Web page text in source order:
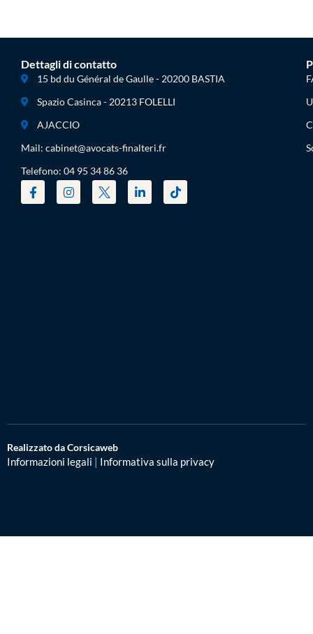
Dettagli di contatto
15 bd du Général de Gaulle - 20200 BASTIA
Spazio Casinca - 20213 FOLELLI
AJACCIO
Mail: cabinet@avocats-finalteri.fr
Telefono: 04 95 34 86 36
Realizzato da Corsicaweb
Informazioni legali | Informativa sulla privacy